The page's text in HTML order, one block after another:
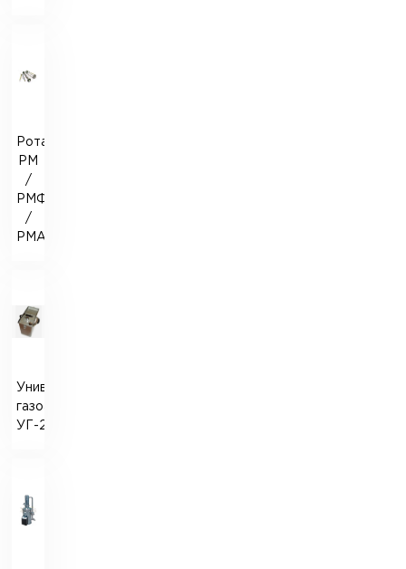
Ротаметр
РМ
/
РМФ
/
РМА
Универсальный
газоанализатор
УГ-2